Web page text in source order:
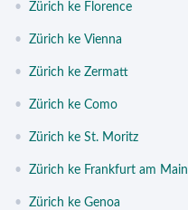
• Zürich ke Florence
• Zürich ke Vienna
• Zürich ke Zermatt
• Zürich ke Como
• Zürich ke St. Moritz
• Zürich ke Frankfurt am Main
• Zürich ke Genoa